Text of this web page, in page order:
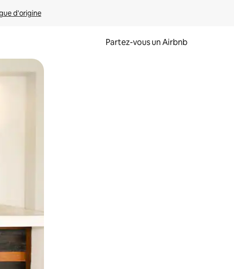
d'origine
Partez-vous un Airbnb
et en les faisant glisser.